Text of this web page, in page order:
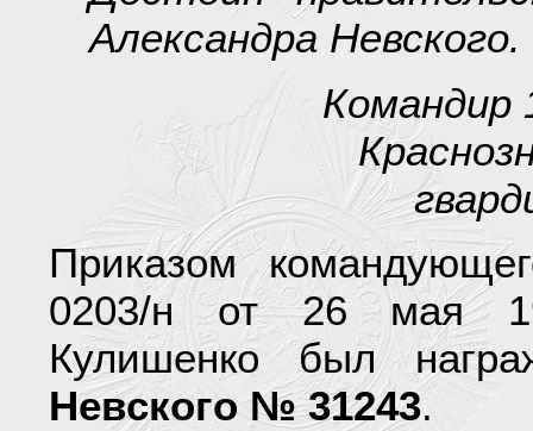
Александра Невского.
Командир
Приказом
0203/н от 26 мая
Кулишенко был
Невского № 31243.